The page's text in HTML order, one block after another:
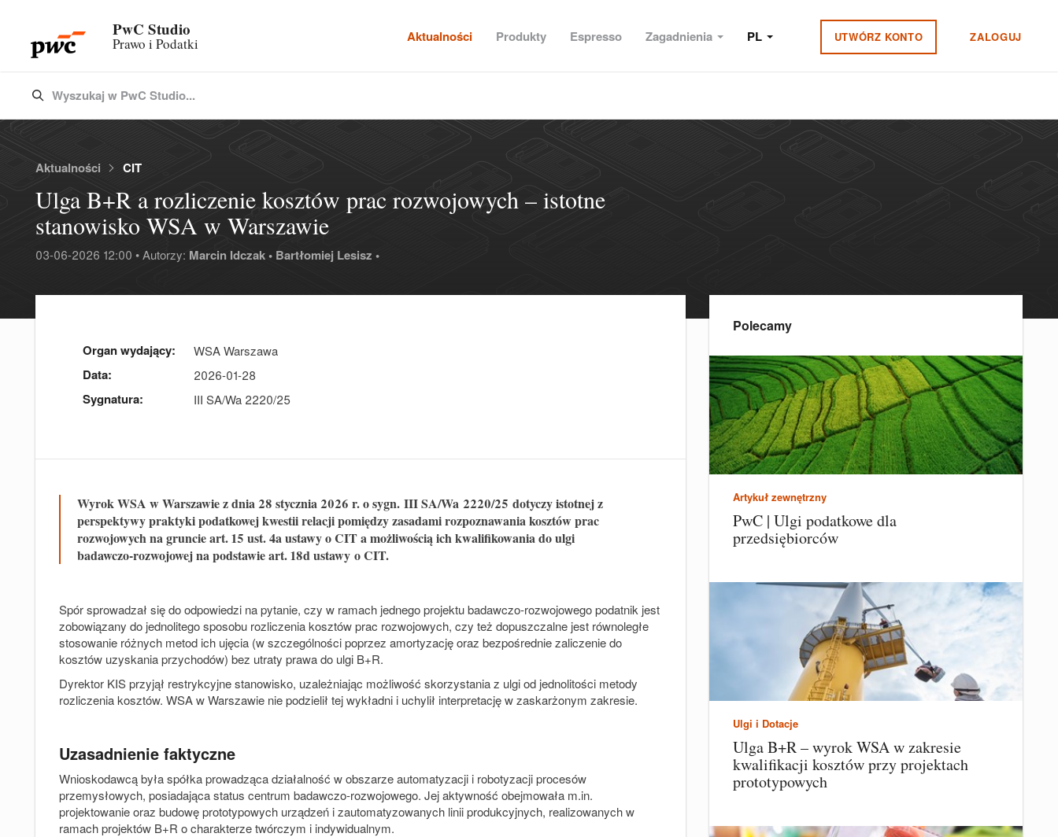
PwC Studio
Prawo i Podatki Aktualności Produkty Espresso Zagadnienia PL UTWÓRZ KONTO ZALOGUJ
Type 3 or more characters for results.
Wyszukaj w PwC Studio...
Aktualności CIT
Ulga B+R a rozliczenie kosztów prac rozwojowych – istotne
stanowisko WSA w Warszawie
03-06-2026 12:00 • Autorzy: Marcin Idczak • Bartłomiej Lesisz •
Organ wydający: WSA Warszawa
Data: 2026-01-28
Sygnatura: III SA/Wa 2220/25
Wyrok WSA w Warszawie z dnia 28 stycznia 2026 r. o sygn. III SA/Wa 2220/25 dotyczy istotnej z
perspektywy praktyki podatkowej kwestii relacji pomiędzy zasadami rozpoznawania kosztów prac
rozwojowych na gruncie art. 15 ust. 4a ustawy o CIT a możliwością ich kwalifikowania do ulgi
badawczo‑rozwojowej na podstawie art. 18d ustawy o CIT.
Spór sprowadzał się do odpowiedzi na pytanie, czy w ramach jednego projektu badawczo‑rozwojowego podatnik jest
zobowiązany do jednolitego sposobu rozliczenia kosztów prac rozwojowych, czy też dopuszczalne jest równoległe
stosowanie różnych metod ich ujęcia (w szczególności poprzez amortyzację oraz bezpośrednie zaliczenie do
kosztów uzyskania przychodów) bez utraty prawa do ulgi B+R.
Dyrektor KIS przyjął restrykcyjne stanowisko, uzależniając możliwość skorzystania z ulgi od jednolitości metody
rozliczenia kosztów. WSA w Warszawie nie podzielił tej wykładni i uchylił interpretację w zaskarżonym zakresie.
Uzasadnienie faktyczne
Wnioskodawcą była spółka prowadząca działalność w obszarze automatyzacji i robotyzacji procesów
przemysłowych, posiadająca status centrum badawczo‑rozwojowego. Jej aktywność obejmowała m.in.
projektowanie oraz budowę prototypowych urządzeń i zautomatyzowanych linii produkcyjnych, realizowanych w
ramach projektów B+R o charakterze twórczym i indywidualnym.
Polecamy
Artykuł zewnętrzny
PwC | Ulgi podatkowe dla
przedsiębiorców
Ulgi i Dotacje
Ulga B+R – wyrok WSA w zakresie
kwalifikacji kosztów przy projektach
prototypowych